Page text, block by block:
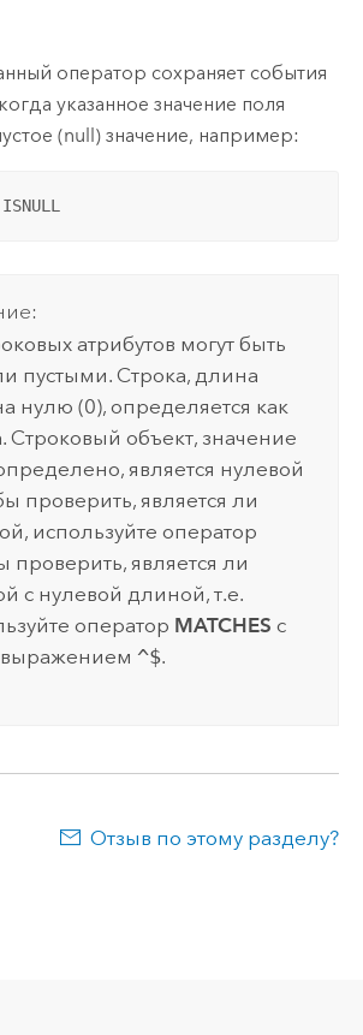
оператор сохраняет события
указанное значение поля
(null) значение, например:
атрибутов могут быть
пустыми. Строка, длина
нулю (0), определяется как
Строковый объект, значение
является нулевой
проверить, является ли
используйте оператор
проверить, является ли
с нулевой длиной, т.е.
оператор MATCHES с
^$.
Отзыв по этому разделу?